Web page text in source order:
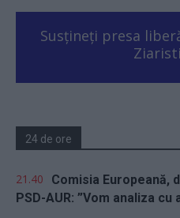
Susțineți presa
24 de ore
21.40
Comisia Europeană,
PSD-AUR: ”Vom analiza cu